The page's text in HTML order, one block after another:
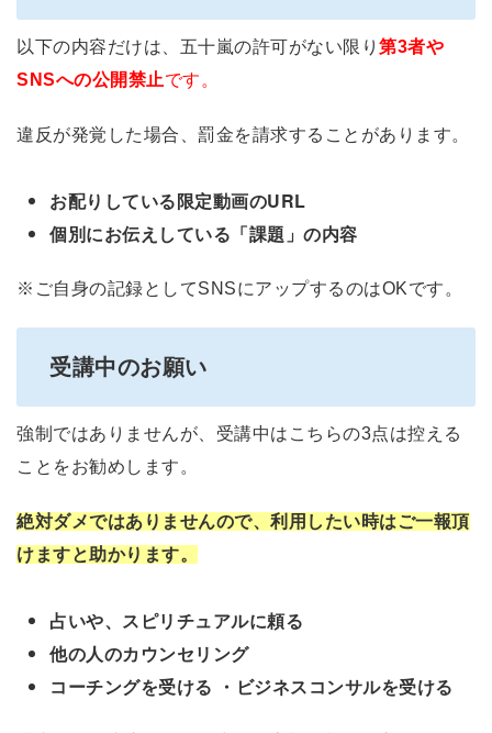
以下の内容だけは、五十嵐の許可がない限り 第3者や
SNSへの公開禁止です。
違反が発覚した場合、罰金を請求することがあります。
お配りしている限定動画のURL
個別にお伝えしている「課題」の内容
※ご自身の記録としてSNSにアップするのはOKです。
受講中のお願い
強制ではありませんが、受講中はこちらの3点は控える
ことをお勧めします。
絶対ダメではありませんので、利用したい時はご一報頂
けますと助かります。
占いや、スピリチュアルに頼る
他の人のカウンセリング
コーチングを受ける ・ビジネスコンサルを受ける